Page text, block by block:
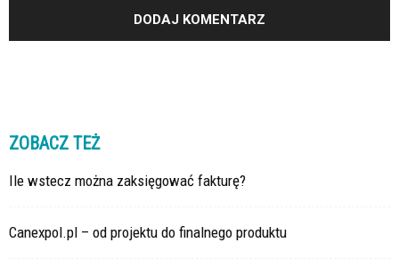
ZOBACZ TEŻ
Ile wstecz można zaksięgować fakturę?
Canexpol.pl – od projektu do finalnego produktu